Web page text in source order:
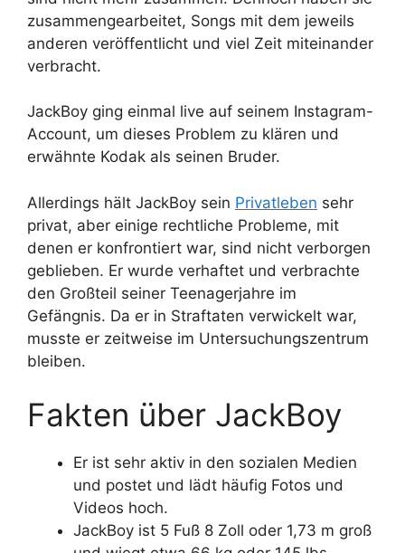
zusammengearbeitet, Songs mit dem jeweils
anderen veröffentlicht und viel Zeit miteinander
verbracht.
JackBoy ging einmal live auf seinem Instagram-
Account, um dieses Problem zu klären und
erwähnte Kodak als seinen Bruder.
Allerdings hält JackBoy sein Privatleben sehr
privat, aber einige rechtliche Probleme, mit
denen er konfrontiert war, sind nicht verborgen
geblieben. Er wurde verhaftet und verbrachte
den Großteil seiner Teenagerjahre im
Gefängnis. Da er in Straftaten verwickelt war,
musste er zeitweise im Untersuchungszentrum
bleiben.
Fakten über JackBoy
Er ist sehr aktiv in den sozialen Medien
und postet und lädt häufig Fotos und
Videos hoch.
JackBoy ist 5 Fuß 8 Zoll oder 1,73 m groß